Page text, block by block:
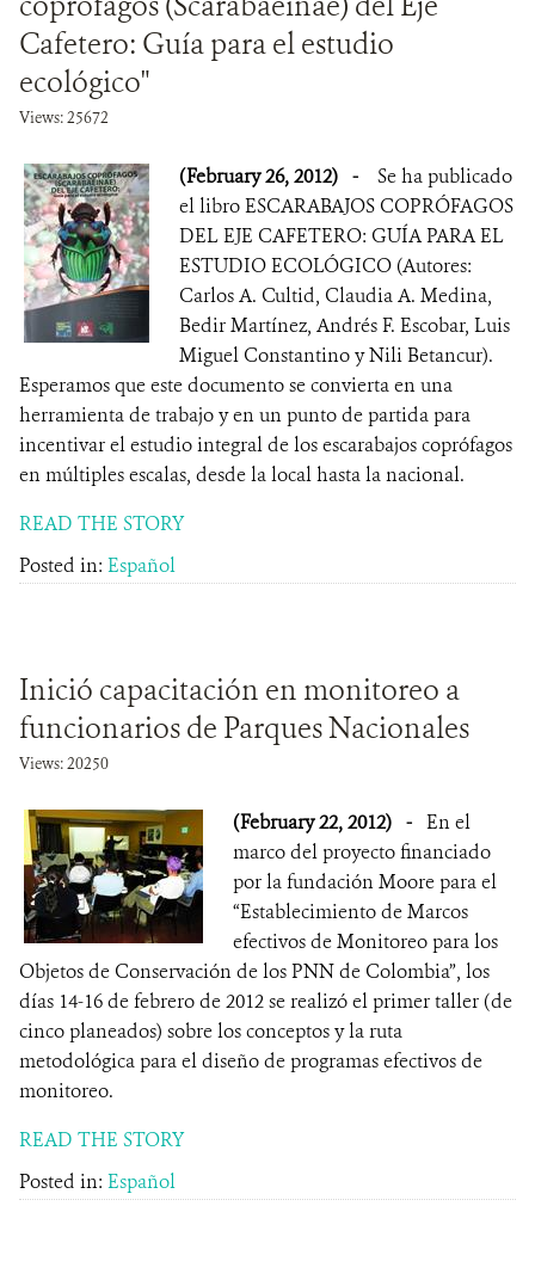
Cafetero: Guía para el estudio
ecológico"
Views: 25672
(February 26, 2012) -
Se ha publicado
el libro ESCARABAJOS COPRÓFAGOS
DEL EJE CAFETERO: GUÍA PARA EL
ESTUDIO ECOLÓGICO (Autores:
Carlos A. Cultid, Claudia A. Medina,
Bedir Martínez, Andrés F. Escobar, Luis
Miguel Constantino y Nili Betancur).
Esperamos que este documento se convierta en una
herramienta de trabajo y en un punto de partida para
incentivar el estudio integral de los escarabajos coprófagos
en múltiples escalas, desde la local hasta la nacional.
READ THE STORY
Posted in: Español
Inició capacitación en monitoreo a
funcionarios de Parques Nacionales
Views: 20250
(February 22, 2012) - En el
marco del proyecto financiado
por la fundación Moore para el
“Establecimiento de Marcos
efectivos de Monitoreo para los
Objetos de Conservación de los PNN de Colombia”, los
días 14-16 de febrero de 2012 se realizó el primer taller (de
cinco planeados) sobre los conceptos y la ruta
metodológica para el diseño de programas efectivos de
monitoreo.
READ THE STORY
Posted in: Español